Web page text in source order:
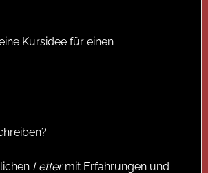
Kursidee für einen
Lettermit Erfahrungen und